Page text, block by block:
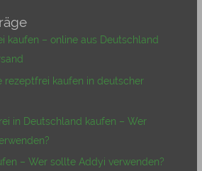
kaufen – online aus Deutschland
rezeptfrei kaufen in deutscher
in Deutschland kaufen – Wer
– Wer sollte Addyi verwenden?